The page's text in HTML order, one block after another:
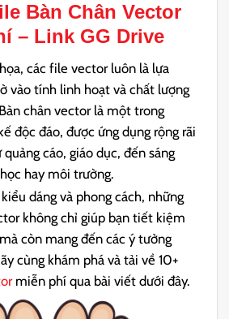
Bàn Chân Vector
– Link GG Drive
các file vector luôn là lựa
vào tính linh hoạt và chất lượng
chân vector là một trong
độc đáo, được ứng dụng rộng rãi
cáo, giáo dục, đến sáng
hay môi trường.
dáng và phong cách, những
không chỉ giúp bạn tiết kiệm
còn mang đến các ý tưởng
cùng khám phá và tải về 10+
miễn phí qua bài viết dưới đây.